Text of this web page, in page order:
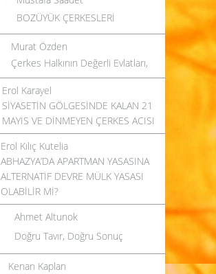
BOZÜYÜK ÇERKESLERİ
Murat Özden
Çerkes Halkının Değerli Evlatları,
Erol Karayel
SİYASETİN GÖLGESİNDE KALAN 21
MAYIS VE DİNMEYEN ÇERKES ACISI
Erol Kılıç Kutelia
ABHAZYA’DA APARTMAN YASASINA
ALTERNATİF DEVRE MÜLK YASASI
OLABİLİR Mİ?
Ahmet Altunok
Doğru Tavır, Doğru Sonuç
Kenan Kaplan